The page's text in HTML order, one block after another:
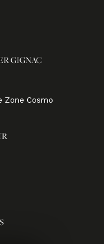
GIGNAC
Zone Cosmo